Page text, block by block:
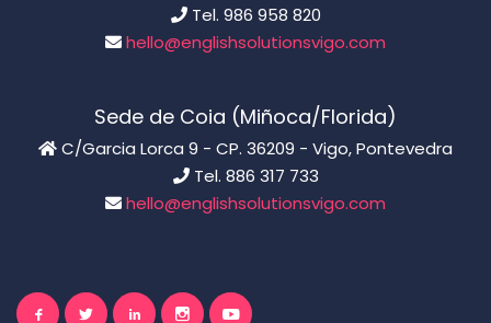
Tel. 986 958 820
hello@englishsolutionsvigo.com
Sede de Coia (Miñoca/Florida)
C/Garcia Lorca 9 - CP. 36209 - Vigo, Pontevedra
Tel. 886 317 733
hello@englishsolutionsvigo.com